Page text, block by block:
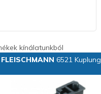
kínálatunkból
FLEISCHMANN 6521 Kuplung